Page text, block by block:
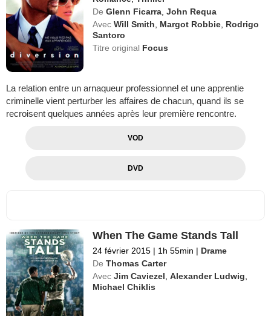
De Glenn Ficarra ,John Requa
Avec Will Smith Margot Robbie Rodrigo
Santoro
Titre original Focus
La relation entre un arnaqueur professionnel et une apprentie
criminelle vient perturber les affaires de chacun, quand ils se
recroisent quelques années après leur première rencontre.
VOD
DVD
When The Game Stands Tall
24 février 2015 | 1h 55min | Drame
De Thomas Carter
Avec Jim Caviezel ,Alexander Ludwig
Michael Chiklis